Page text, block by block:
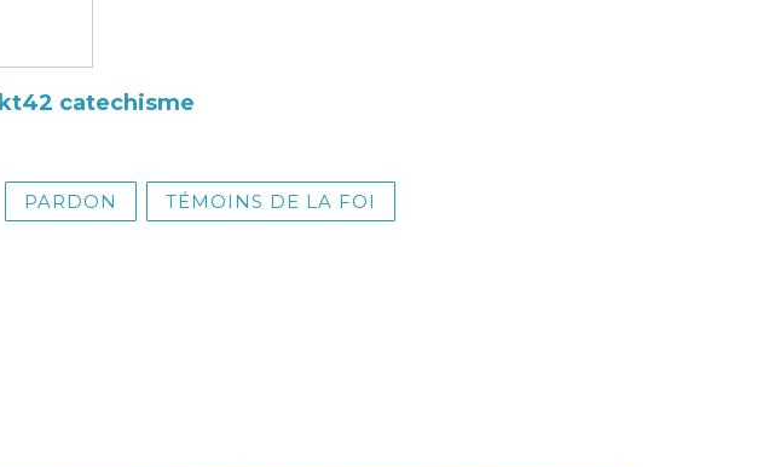
kt42 catechisme
PARDON TÉMOINS DE LA FOI